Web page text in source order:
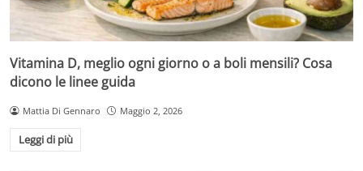
Vitamina D, meglio ogni giorno o a boli mensili? Cosa
dicono le linee guida
Mattia Di Gennaro Maggio 2, 2026
Leggi di più